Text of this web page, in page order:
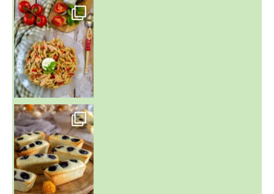
~ SALADE DE PÂTES AUX DEUX TOMATES THON ET BURRA
~ FINANCIERS MYRTILLES ET CITRON ~
Aujourd'hu